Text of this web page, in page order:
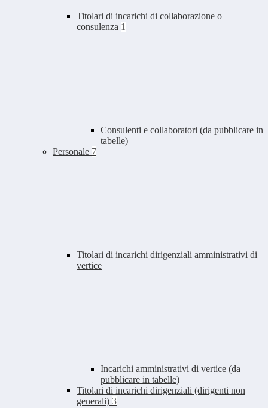
Titolari di incarichi di collaborazione o
consulenza 1
Consulenti e collaboratori (da pubblicare in
tabelle)
Personale 7
Titolari di incarichi dirigenziali amministrativi di
vertice
Incarichi amministrativi di vertice (da
pubblicare in tabelle)
Titolari di incarichi dirigenziali (dirigenti non
generali) 3